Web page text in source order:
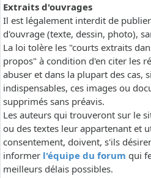
Extraits d'ouvrages
Il est légalement interdit de
d'ouvrage (texte, dessin, photo),
La loi tolère les "courts extraits
propos" à condition d'en citer les
abuser et dans la plupart des cas,
indispensables, ces images ou
supprimés sans préavis.
Les auteurs qui trouveront sur le
ou des textes leur appartenant et
consentement, doivent, s'ils
informer l'équipe du forum qui
meilleurs délais possibles.